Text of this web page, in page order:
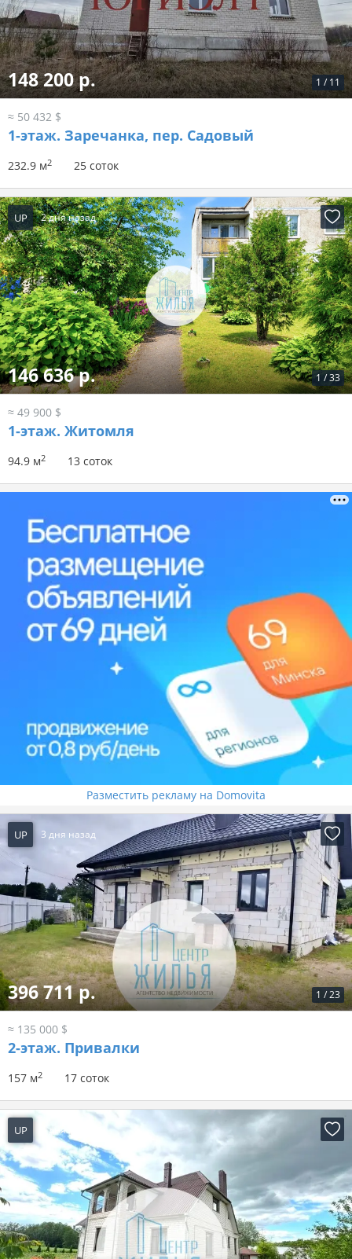
1 / 11
148 200 р.
≈ 50 432 $
1-этаж. Заречанка, пер. Садовый
232.9 м2 25 соток
UP 2 дня назад
1 /33
146 636 р.
≈ 49 900 $
1-этаж. Житомля
94.9 м2 13 соток
Разместить рекламу на Domovita
UP 3 дня назад
1 /23
396 711 р.
≈ 135 000 $
2-этаж. Привалки
157 м2 17 соток
UP 4 дня назад